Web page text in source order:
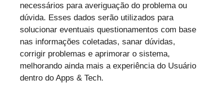
necessários para averiguação do problema ou
dúvida. Esses dados serão utilizados para
solucionar eventuais questionamentos com base
nas informações coletadas, sanar dúvidas,
corrigir problemas e aprimorar o sistema,
melhorando ainda mais a experiência do Usuário
dentro do Apps & Tech.